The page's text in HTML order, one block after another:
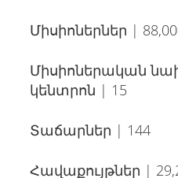
Միսիոներներ |
Միսիոներական
կենտրոն | 15
Տաճարներ | 144
Հավաքույթներ |